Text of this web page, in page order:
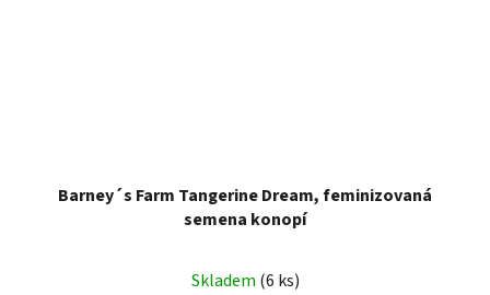
Barney´s Farm Tangerine Dream, feminizovaná
semena konopí
Skladem (6 ks)